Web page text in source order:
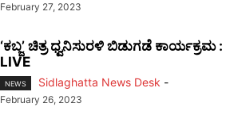
February 27, 2023
‘ಕಬ್ಜ’ ಚಿತ್ರ ಧ್ವನಿಸುರಳಿ ಬಿಡುಗಡೆ ಕಾರ್ಯಕ್ರಮ :
LIVE
NEWS Sidlaghatta News Desk -
February 26, 2023